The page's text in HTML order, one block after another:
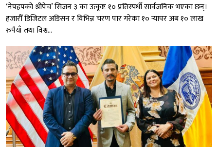
‘नेपहपको श्रीपेच’ सिजन ३ का उत्कृष्ट १० प्रतिस्पर्धी सार्वजनिक भएका छन्।
हजारौँ डिजिटल अडिसन र विभिन्न चरण पार गरेका १० र्‍यापर अब १० लाख
रुपैयाँ तथा विश्व...